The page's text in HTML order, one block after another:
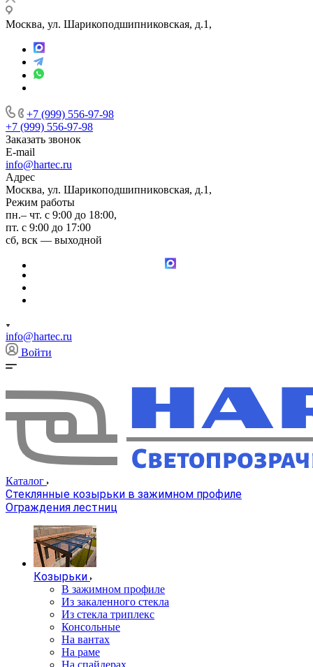
Москва, ул. Шарикоподшипниковская, д.1,
+7 (999) 556-97-98
+7 (999) 556-97-98
Заказать звонок
E-mail
info@hartec.ru
Адрес
Москва, ул. Шарикоподшипниковская, д.1,
Режим работы
пн.– чт. с 9:00 до 18:00,
пт. с 9:00 до 17:00
сб, вск — выходной
info@hartec.ru
Войти
Каталог
Стеклянные козырьки в зажимном профиле
Ограждения лестниц
Козырьки
В зажимном профиле
Из закаленного стекла
Из стекла триплекс
Консольные
На вантах
На раме
На спайдерах